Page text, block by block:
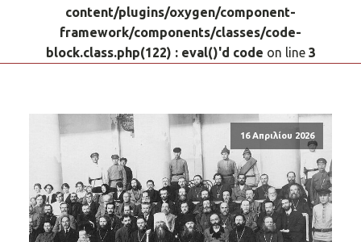
content/plugins/oxygen/component-
framework/components/classes/code-
block.class.php(122) : eval()'d code on line 3
16 Απριλίου 2026